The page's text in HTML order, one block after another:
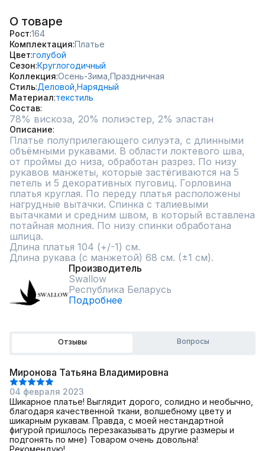
О товаре
Рост 164
Комплектация Платье
Цвет голубой
Сезон Круглогодичный
Коллекция Осень-Зима, Праздничная
Стиль Деловой, Нарядный
Материал текстиль
Состав
78% вискоза, 20% полиэстер, 2% эластан
Описание
Платье полуприлегающего силуэта, с длинными
объёмными рукавами. В области локтевого шва,
от проймы до низа, обработан разрез. По низу
рукавов манжеты, которые застёгиваются на 5
петель и 5 декоративных пуговиц. Горловина
платья круглая. По переду платья расположены
нагрудные вытачки. Спинка с талиевыми
вытачками и средним швом, в который вставлена
потайная молния. По низу спинки обработана
шлица.
Длина платья 104 (+/-1) см.
Длина рукава (с манжетой) 68 см. (±1 см).
Производитель
Swallow
Республика Беларусь
Подробнее
Отзывы Вопросы
Миронова Татьяна Владимировна
04 февраля 2023
Шикарное платье! Выглядит дорого, солидно и необычно,
благодаря качественной ткани, волшебному цвету и
шикарным рукавам. Правда, с моей нестандартной
фигурой пришлось перезаказывать другие размеры и
подгонять по мне) Товаром очень довольна!
Рекомендую!